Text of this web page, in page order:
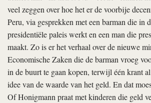
veel zeggen over hoe het er de voorbije
Peru, via gesprekken met een barman die in
presidentiële paleis werkt en een man die
maakt. Zo is er het verhaal over de nieuwe
Economische Zaken die de barman vroeg
in de buurt te gaan kopen, terwijl één krant
idee van de waarde van het geld. En dat
Of Honigmann praat met kinderen die geld